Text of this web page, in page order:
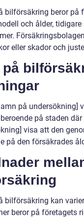
bilförsäkring beror på
och ålder,
eller skador och
på undersökning]
på staden
visa att den
på den försäkrades
bilförsäkring kan
beror på företagets